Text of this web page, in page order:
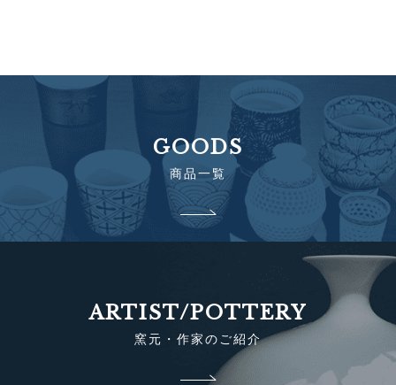
GOODS
商品一覧
ARTIST/POTTERY
窯元・作家のご紹介